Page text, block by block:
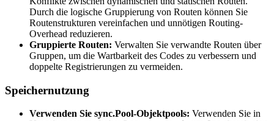
Durch die logische Gruppierung von Routen können Sie
Routenstrukturen vereinfachen und unnötigen Routing-
Overhead reduzieren.
Gruppierte Routen: Verwalten Sie verwandte Routen über
Gruppen, um die Wartbarkeit des Codes zu verbessern und
doppelte Registrierungen zu vermeiden.
Speichernutzung
Verwenden Sie sync.Pool-Objektpools: Verwenden Sie in